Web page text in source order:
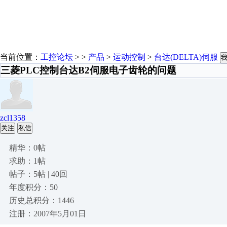
当前位置： 工控论坛 > > 产品 > 运动控制 > 台达(DELTA)伺服
三菱PLC控制台达B2伺服电子齿轮的问题
zcl1358
关注 私信
精华：0帖
求助：1帖
帖子：5帖 | 40回
年度积分：50
历史总积分：1446
注册：2007年5月01日